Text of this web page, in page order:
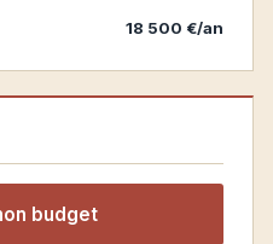
18 500 €/an
budget